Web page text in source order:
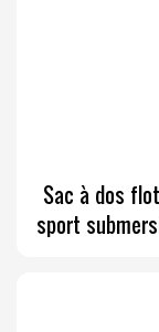
Sac à dos
sport